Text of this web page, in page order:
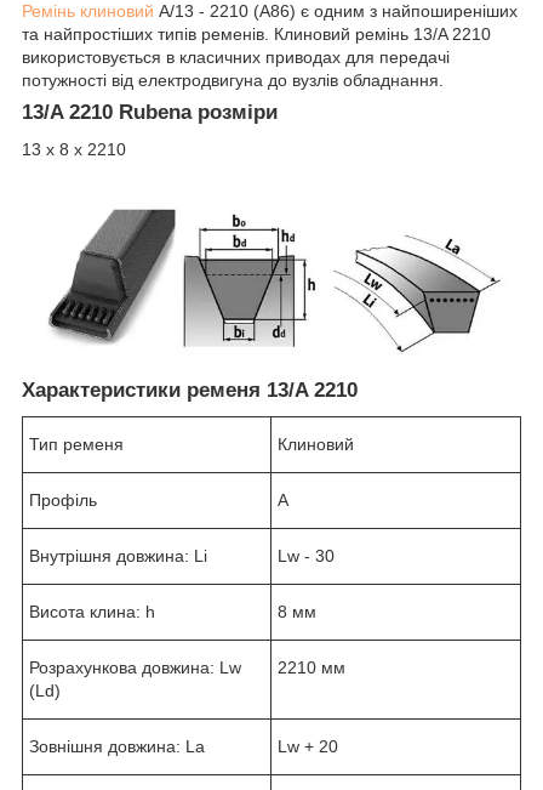
Ремінь клиновий A/13 - 2210 (A86) є одним з найпоширеніших
та найпростіших типів ременів. Клиновий ремінь 13/A 2210
використовується в класичних приводах для передачі
потужності від електродвигуна до вузлів обладнання.
13/A 2210 Rubena розміри
13 х 8 х 2210
Характеристики ременя 13/A 2210
Тип ременя Клиновий
Профіль A
Внутрішня довжина: Li Lw - 30
Висота клина: h 8 мм
Розрахункова довжина: Lw
(Ld)
2210 мм
Зовнішня довжина: La Lw + 20